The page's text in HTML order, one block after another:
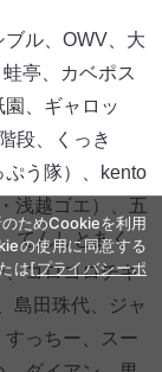
」出演者】 ※
こ、タカアンド
ル、OWV、大
亭、カベポス
園、ギャロッ
段、くっき
ためCookieを利用
の使用に同意する
は[プライバシーポ